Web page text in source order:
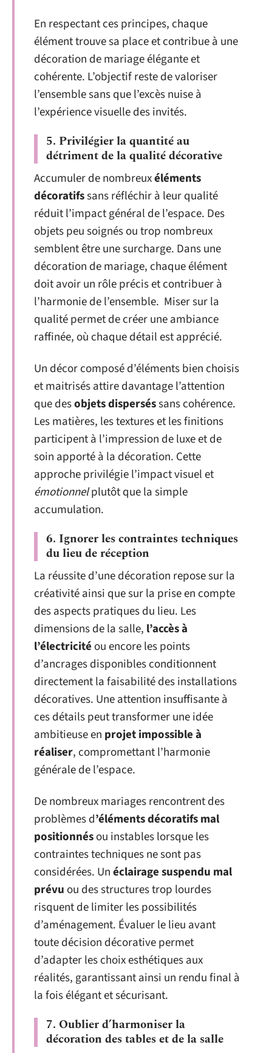
En respectant ces principes, chaque
élément trouve sa place et contribue à une
décoration de mariage élégante et
cohérente. L’objectif reste de valoriser
l’ensemble sans que l’excès nuise à
l’expérience visuelle des invités.
5. Privilégier la quantité au
détriment de la qualité décorative
Accumuler de nombreuxéléments
décoratifssans réfléchir à leur qualité
réduit l’impact général de l’espace. Des
objets peu soignés ou trop nombreux
semblent être une surcharge. Dans une
décoration de mariage, chaque élément
doit avoir un rôle précis et contribuer à
l’harmonie de l’ensemble. Miser sur la
qualité permet de créer une ambiance
raffinée, où chaque détail est apprécié.
Un décor composé d’éléments bien choisis
et maitrisés attire davantage l’attention
que desobjets disperséssans cohérence.
Les matières, les textures et les finitions
participent à l’impression de luxe et de
soin apporté à la décoration. Cette
approche privilégie l’impact visuel et
émotionnelplutôt que la simple
accumulation.
6. Ignorer les contraintes techniques
du lieu de réception
La réussite d’une décoration repose sur la
créativité ainsi que sur la prise en compte
des aspects pratiques du lieu. Les
dimensions de la salle, l’accès à
l’électricité ou encore les points
d’ancrages disponibles conditionnent
directement la faisabilité des installations
décoratives. Une attention insuffisante à
ces détails peut transformer une idée
ambitieuse en projet impossible à
réaliser, compromettant l’harmonie
générale de l’espace.
De nombreux mariages rencontrent des
problèmes d’éléments décoratifs mal
positionnésou instables lorsque les
contraintes techniques ne sont pas
considérées. Unéclairage suspendu mal
prévu ou des structures trop lourdes
risquent de limiter les possibilités
d’aménagement. Évaluer le lieu avant
toute décision décorative permet
d’adapter les choix esthétiques aux
réalités, garantissant ainsi un rendu final à
la fois élégant et sécurisant.
7. Oublier d’harmoniser la
décoration des tables et de la salle